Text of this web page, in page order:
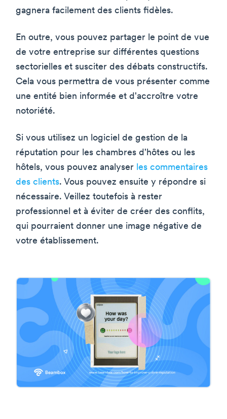
gagnera facilement des clients fidèles.
En outre, vous pouvez partager le point de vue
de votre entreprise sur différentes questions
sectorielles et susciter des débats constructifs.
Cela vous permettra de vous présenter comme
une entité bien informée et d'accroître votre
notoriété.
Si vous utilisez un logiciel de gestion de la
réputation pour les chambres d'hôtes ou les
hôtels, vous pouvez analyser les commentaires
des clients. Vous pouvez ensuite y répondre si
nécessaire. Veillez toutefois à rester
professionnel et à éviter de créer des conflits,
qui pourraient donner une image négative de
votre établissement.